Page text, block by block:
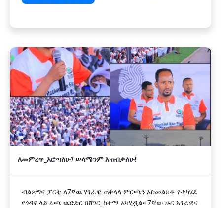
ለመምረጥ_እሮጣለሁ፤ ሠላሜንም እጠብቃለሁ!
ብልጽግና ፓርቲ ለ7ኛዉ ሃገራዊ ጠቅላላ ምርጫን አስመልክቶ የተካሄደ
የጎዳና ላይ ሩጫ ዉድድር በሸገር_ከተማ አካሂዷል፡፡ 7ኛው ዙር አገራዊና